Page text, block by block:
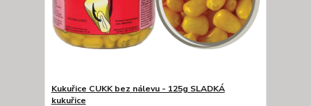
Kukuřice CUKK bez nálevu - 125g SLADKÁ
kukuřice